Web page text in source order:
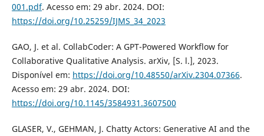
001.pdf. Acesso em: 29 abr. 2024. DOI:
https://doi.org/10.25259/IJMS_34_2023
GAO, J. et al. CollabCoder: A GPT-Powered Workflow for
Collaborative Qualitative Analysis. arXiv, [S. l.], 2023.
Disponível em: https://doi.org/10.48550/arXiv.2304.07366.
Acesso em: 29 abr. 2024. DOI:
https://doi.org/10.1145/3584931.3607500
GLASER, V., GEHMAN, J. Chatty Actors: Generative AI and the